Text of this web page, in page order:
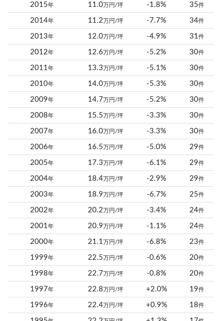
2015年 11.0 万円/坪 -1.8% 35件
2014年 11.2 万円/坪 -7.7% 34件
2013年 12.0 万円/坪 -4.9% 31件
2012年 12.6 万円/坪 -5.2% 30件
2011年 13.3 万円/坪 -5.1% 30件
2010年 14.0 万円/坪 -5.3% 30件
2009年 14.7 万円/坪 -5.2% 30件
2008年 15.5 万円/坪 -3.3% 30件
2007年 16.0 万円/坪 -3.3% 30件
2006年 16.5 万円/坪 -5.0% 29件
2005年 17.3 万円/坪 -6.1% 29件
2004年 18.4 万円/坪 -2.9% 29件
2003年 18.9 万円/坪 -6.7% 25件
2002年 20.2 万円/坪 -3.4% 24件
2001年 20.9 万円/坪 -1.1% 24件
2000年 21.1 万円/坪 -6.8% 23件
1999年 22.5 万円/坪 -0.6% 20件
1998年 22.7 万円/坪 -0.8% 20件
1997年 22.8 万円/坪 +2.0% 19件
1996年 22.4 万円/坪 +0.9% 18件